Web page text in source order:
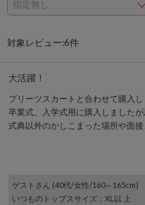
対象レビュー:6件
大活躍！
プリーツスカートと合わせて購入し
卒業式、入学式用に購入しましたが
式典以外のかしこまった場所や面
ゲスト さん (40代/女性/160～165cm)
いつものトップスサイズ ：XL以 上